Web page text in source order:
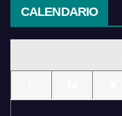
CALENDARIO